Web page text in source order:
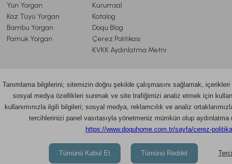
Yün Yorgan
Kaz Tüyü Yorgan
Bambu Yorgan
Pamuk Yorgan
Kurumsal
Katalog
Doqu Blog
Çerez Politikası
KVKK Aydınlatma Metni
2026 DOQU HOME- Tüm hakları saklıdır.